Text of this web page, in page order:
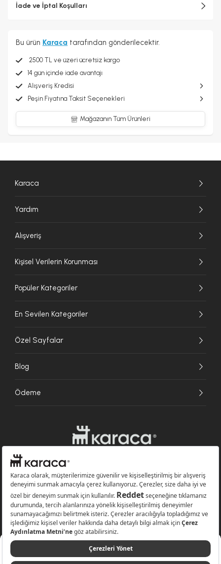
Sepete Ekle
İade ve İptal Koşulları
Bu ürün Karaca tarafından gönderilecektir.
2500 TL ve üzeri ücretsiz kargo
14 gün içinde iade avantajı
Alışveriş Kredisi
Peşin Fiyatına Taksit Seçenekleri
Mağazanın Tüm Ürünleri
Karaca
Yardım
Alışveriş
Kişisel Verilerin Korunması
Popüler Kategoriler
En Sevilen Kategoriler
Özel Sayfalar
Blog
Ödeme
Websitesinde kullanılan bazı görseller yapay zekâ (AI) ile üretilmiştir.
Karaca.com © 2026 - Karaca Züccaciye A.Ş. Tüm hakları saklıdır.